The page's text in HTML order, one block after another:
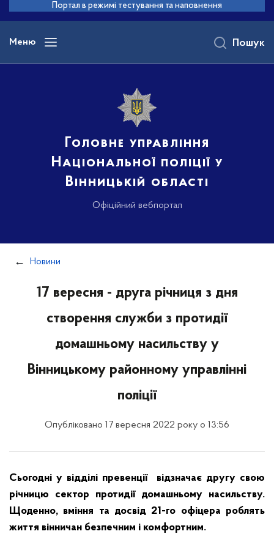
основного
вмісту
Портал в режимі тестування та наповнення
Меню
Головне управління
Національної поліції у
Вінницькій області
Офіційний вебпортал
Пошук
Новини
17 вересня - друга річниця з дня
створення служби з протидії
домашньому насильству у
Вінницькому районному управлінні
поліції
Опубліковано 17 вересня 2022 року о 13:56
Сьогодні у відділі превенції відзначає другу свою
річницю сектор протидії домашньому насильству.
Щоденно, вміння та досвід 21-го офіцера роблять
життя вінничан безпечним і комфортним.